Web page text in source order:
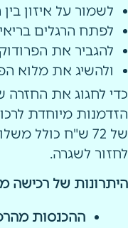
לשמור על איזון
לפתח הרגלים
להגביר את
ולהשיג את מלוא
כדי לחגוג את החזרה
הזדמנות מיוחדת
של 72 ש"ח כולל
לחזור לשגרה.
היתרונות של רכישה
ההכנסות